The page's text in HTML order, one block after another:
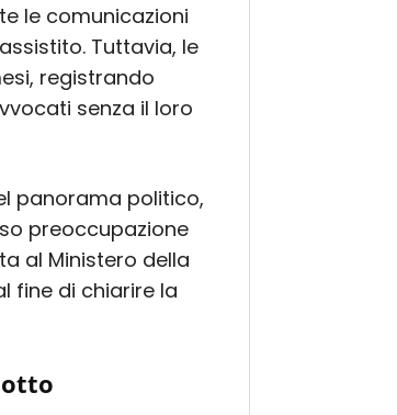
le comunicazioni
Tuttavia, le
registrando
senza il loro
panorama politico,
preoccupazione
al Ministero della
fine di chiarire la